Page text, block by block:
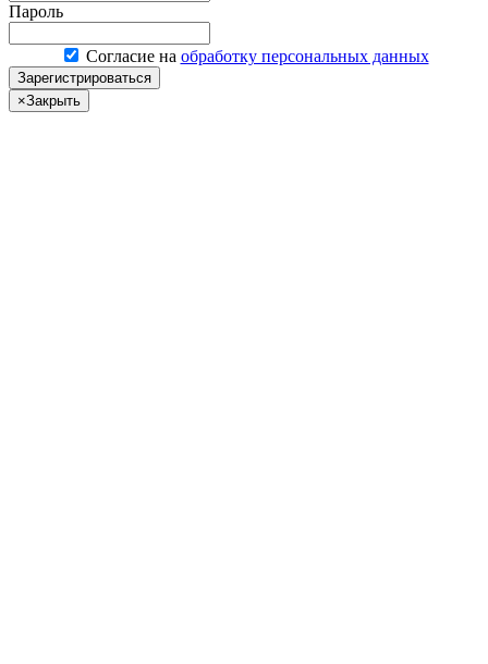
Пароль
Согласие на обработку персональных данных
Зарегистрироваться
×Закрыть